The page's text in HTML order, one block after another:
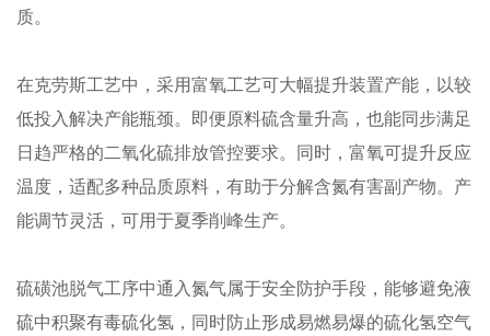
质。
在克劳斯工艺中，采用富氧工艺可大幅提升装置产能，以较
低投入解决产能瓶颈。即便原料硫含量升高，也能同步满足
日趋严格的二氧化硫排放管控要求。同时，富氧可提升反应
温度，适配多种品质原料，有助于分解含氮有害副产物。产
能调节灵活，可用于夏季削峰生产。
硫磺池脱气工序中通入氮气属于安全防护手段，能够避免液
硫中积聚有毒硫化氢，同时防止形成易燃易爆的硫化氢空气